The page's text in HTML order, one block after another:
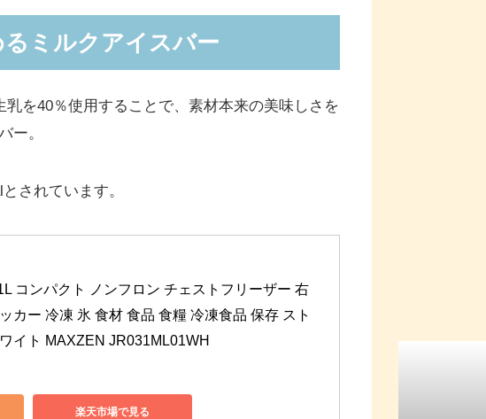
ミルクアイスバー
を40％使用することで、素材本来の美味しさを
ー。
されています。
コンパクト ノンフロン チェストフリーザー 右
カー 冷凍 氷 食材 食品 食糧 冷凍食品 保存 スト
イト MAXZEN JR031ML01WH
楽天市場で見る